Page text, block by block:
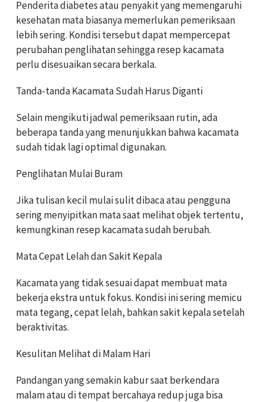
Penderita diabetes atau penyakit yang memengaruhi
kesehatan mata biasanya memerlukan pemeriksaan
lebih sering. Kondisi tersebut dapat mempercepat
perubahan penglihatan sehingga resep kacamata
perlu disesuaikan secara berkala.
Tanda-tanda Kacamata Sudah Harus Diganti
Selain mengikuti jadwal pemeriksaan rutin, ada
beberapa tanda yang menunjukkan bahwa kacamata
sudah tidak lagi optimal digunakan.
Penglihatan Mulai Buram
Jika tulisan kecil mulai sulit dibaca atau pengguna
sering menyipitkan mata saat melihat objek tertentu,
kemungkinan resep kacamata sudah berubah.
Mata Cepat Lelah dan Sakit Kepala
Kacamata yang tidak sesuai dapat membuat mata
bekerja ekstra untuk fokus. Kondisi ini sering memicu
mata tegang, cepat lelah, bahkan sakit kepala setelah
beraktivitas.
Kesulitan Melihat di Malam Hari
Pandangan yang semakin kabur saat berkendara
malam atau di tempat bercahaya redup juga bisa